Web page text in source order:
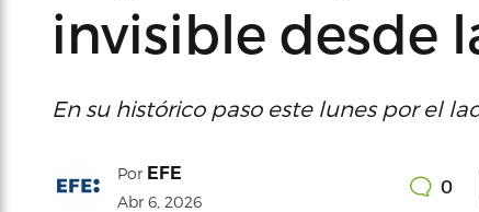
invisible desde
En su histórico paso este lunes por el
Por EFE
Abr 6, 2026
0